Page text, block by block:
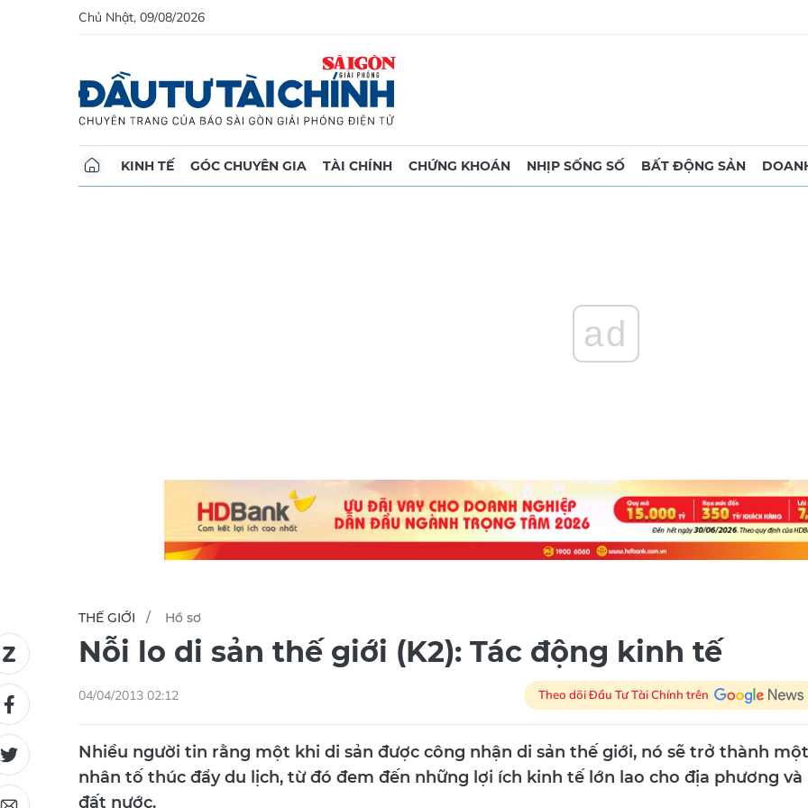
Chủ Nhật, 09/08/2026
KINH TẾ GÓC CHUYÊN GIA TÀI CHÍNH CHỨNG KHOÁN NHỊP SỐNG SỐ BẤT ĐỘNG SẢN
ad
THẾ GIỚI Hồ sơ
Nỗi lo di sản thế giới (K2): Tác động kinh tế
04/04/2013 02:12 Theo dõi Đầu Tư Tài Chính trên
Nhiều người tin rằng một khi di sản được công nhận di sản thế giới, nó sẽ trở thành một
nhân tố thúc đẩy du lịch, từ đó đem đến những lợi ích kinh tế lớn lao cho địa phương và
đất nước.